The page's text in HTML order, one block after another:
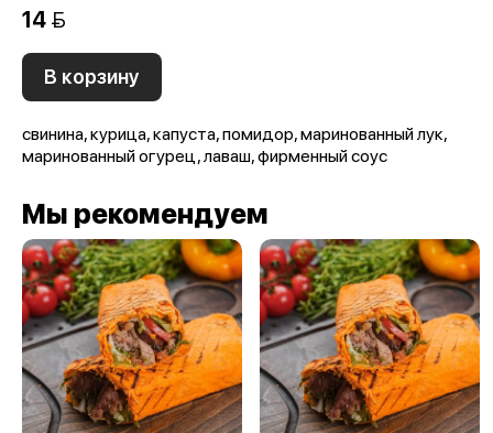
14 
В корзину
свинина, курица, капуста, помидор, маринованный лук,
маринованный огурец, лаваш, фирменный соус
Мы рекомендуем